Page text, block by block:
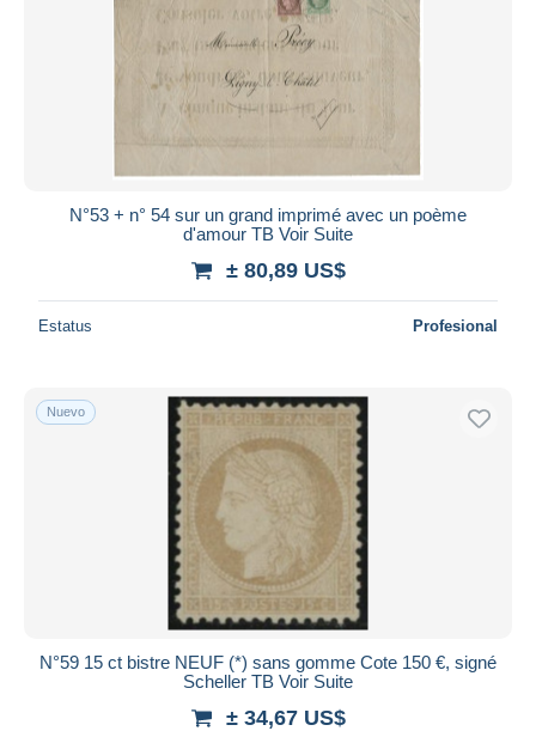
N°53 + n° 54 sur un grand imprimé avec un poème
d'amour TB Voir Suite
± 80,89 US$
Estatus Profesional
Nuevo
N°59 15 ct bistre NEUF (*) sans gomme Cote 150 €, signé
Scheller TB Voir Suite
± 34,67 US$